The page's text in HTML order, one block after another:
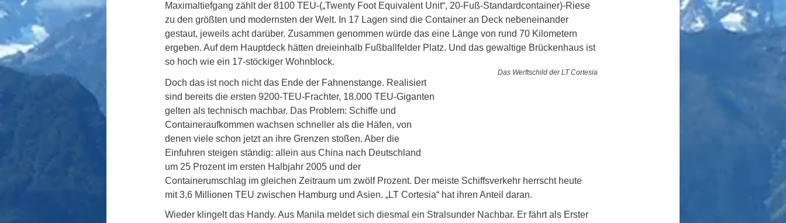
Maximaltiefgang zählt der 8100 TEU-(„Twenty Foot Equivalent Unit“, 20-Fuß-Standardcontainer)-Riese
zu den größten und modernsten der Welt. In 17 Lagen sind die Container an Deck nebeneinander
gestaut, jeweils acht darüber. Zusammen genommen würde das eine Länge von rund 70 Kilometern
ergeben. Auf dem Hauptdeck hätten dreieinhalb Fußballfelder Platz. Und das gewaltige Brückenhaus ist
so hoch wie ein 17-stöckiger Wohnblock.
Das Werftschild der LT Cortesia
Doch das ist noch nicht das Ende der Fahnenstange. Realisiert
sind bereits die ersten 9200-TEU-Frachter, 18.000 TEU-Giganten
gelten als technisch machbar. Das Problem: Schiffe und
Containeraufkommen wachsen schneller als die Häfen, von
denen viele schon jetzt an ihre Grenzen stoßen. Aber die
Einfuhren steigen ständig: allein aus China nach Deutschland
um 25 Prozent im ersten Halbjahr 2005 und der
Containerumschlag im gleichen Zeitraum um zwölf Prozent. Der meiste Schiffsverkehr herrscht heute
mit 3,6 Millionen TEU zwischen Hamburg und Asien. „LT Cortesia“ hat ihren Anteil daran.
Wieder klingelt das Handy. Aus Manila meldet sich diesmal ein Stralsunder Nachbar. Er fährt als Erster